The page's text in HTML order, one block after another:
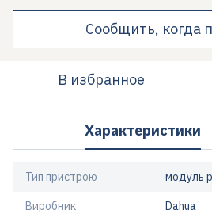
Сообщить, когда
В избранное
Характеристики
Тип пристрою модуль
Виробник Dahua